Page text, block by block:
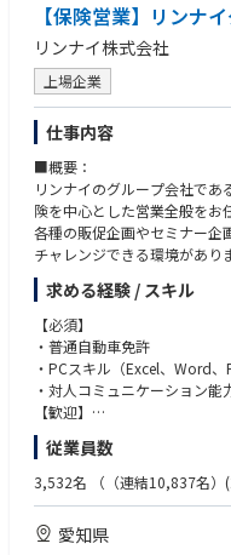
■同社の特徴
事業拡大に伴い、立ち上げメ
ります。
大手企業との新規DX案件が
携われます。
働き方：リモートワーク可能
ム制（コアタイム11-16時）
ーマンスを最大化できる環境
評価：年1回の昇給では、業
もあり。結果だけでなくプロ
「古い慣習から企業を解放し
う代表の想いに共感し、日本
【保険営業】リンナ
リンナイ株式会社
上場企業
仕事内容
■概要：
リンナイのグループ会社で
険を中心とした営業全般をお
各種の販促企画やセミナー企
チャレンジできる環境があり
※リンナイ株式会社社員とし
った形になります。
■リンナイ企業株式会社につ
リンナイ株式会社100％出資
族・OBへ、がん保険、医療
続き保全を行っています。
＜事業内容＞
業・熱エネルギー機器やそ
■職務内容：
・自動車保険や火災保険、傷
・医療保険、がん保険などの
・上記の販促企画の立案と推
求める経験 / スキル
【必須】
・普通自動車免許
・PCスキル（Excel、Word
・対人コミュニケーション能
【歓迎】
・損害保険募集人資格をお持
・生命保険募集人資格をお持
（未取得者でも応募可。入社
・損害保険大学課程に認定さ
・FP2級以上の資格をお持ちの
・企業代理店での実務経験、
従業員数
3,532名 （（連結10,837名
愛知県